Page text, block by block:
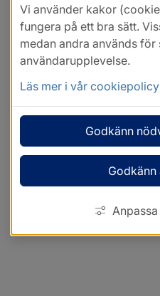
Vi använder kakor
fungera på ett bra sätt.
medan andra används
användarupplevelse.
Läs mer i vår cookiepolicy
Godkänn